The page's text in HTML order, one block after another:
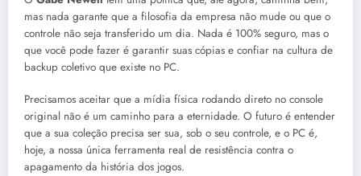
mas nada garante que a filosofia da empresa não mude ou que o
controle não seja transferido um dia. Nada é 100% seguro, mas o
que você pode fazer é garantir suas cópias e confiar na cultura de
backup coletivo que existe no PC.
Precisamos aceitar que a mídia física rodando direto no console
original não é um caminho para a eternidade. O futuro é entender
que a sua coleção precisa ser sua, sob o seu controle, e o PC é,
hoje, a nossa única ferramenta real de resistência contra o
apagamento da história dos jogos.